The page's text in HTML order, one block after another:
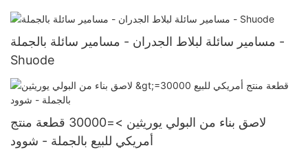
مسامير سائلة لبلاط الجدران - مسامير سائلة بالجملة -
Shuode
لاصق بناء من البولي يوريثين >=30000 قطعة منتج
أمريكي للبيع بالجملة - شوود